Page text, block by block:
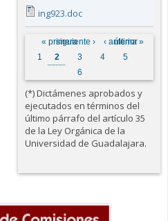
ing923.doc
Páginas
« primera
‹ anterior
1
2 3 4
5
6
siguiente › última »
(*) Dictámenes aprobados y
ejecutados en términos del
último párrafo del artículo 35
de la Ley Orgánica de la
Universidad de Guadalajara.